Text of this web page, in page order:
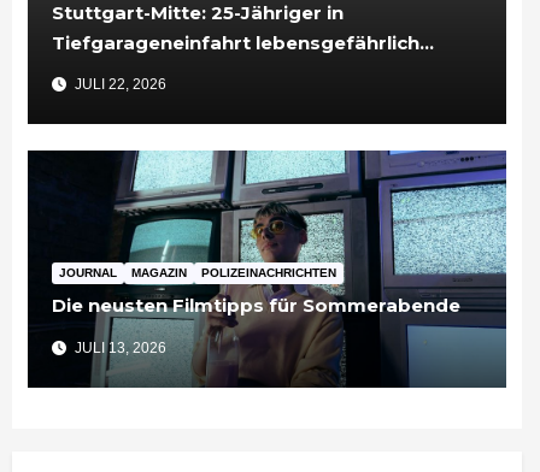
Stuttgart-Mitte: 25-Jähriger in
Tiefgarageneinfahrt lebensgefährlich
verletzt
JULI 22, 2026
JOURNAL MAGAZIN POLIZEINACHRICHTEN
Die neusten Filmtipps für Sommerabende
JULI 13, 2026